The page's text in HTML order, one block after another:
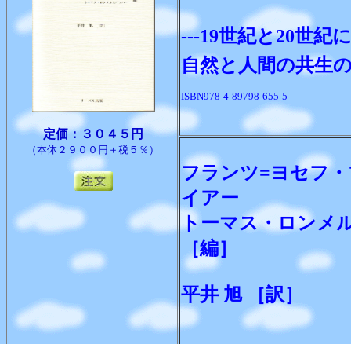
定価：３０４５円
（本体２９００円＋税５％）
---19世紀と20世紀
自然と人間の共生
ISBN978-4-89798-655-5
フランツ=ヨセフ
イアー
トーマス・ロンメ
［編］
平井 旭 ［訳］